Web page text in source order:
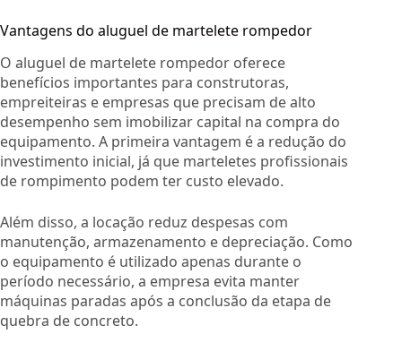
Vantagens do aluguel de martelete rompedor
O aluguel de martelete rompedor oferece
benefícios importantes para construtoras,
empreiteiras e empresas que precisam de alto
desempenho sem imobilizar capital na compra do
equipamento. A primeira vantagem é a redução do
investimento inicial, já que marteletes profissionais
de rompimento podem ter custo elevado.
Além disso, a locação reduz despesas com
manutenção, armazenamento e depreciação. Como
o equipamento é utilizado apenas durante o
período necessário, a empresa evita manter
máquinas paradas após a conclusão da etapa de
quebra de concreto.